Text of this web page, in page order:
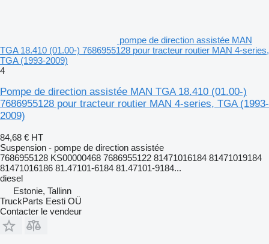
pompe de direction assistée MAN
TGA 18.410 (01.00-) 7686955128 pour tracteur routier MAN 4-series,
TGA (1993-2009)
4
Pompe de direction assistée MAN TGA 18.410 (01.00-)
7686955128 pour tracteur routier MAN 4-series, TGA (1993-
2009)
84,68 € HT
Suspension - pompe de direction assistée
7686955128 KS00000468 7686955122 81471016184 81471019184
81471016186 81.47101-6184 81.47101-9184...
diesel
Estonie, Tallinn
TruckParts Eesti OÜ
Contacter le vendeur